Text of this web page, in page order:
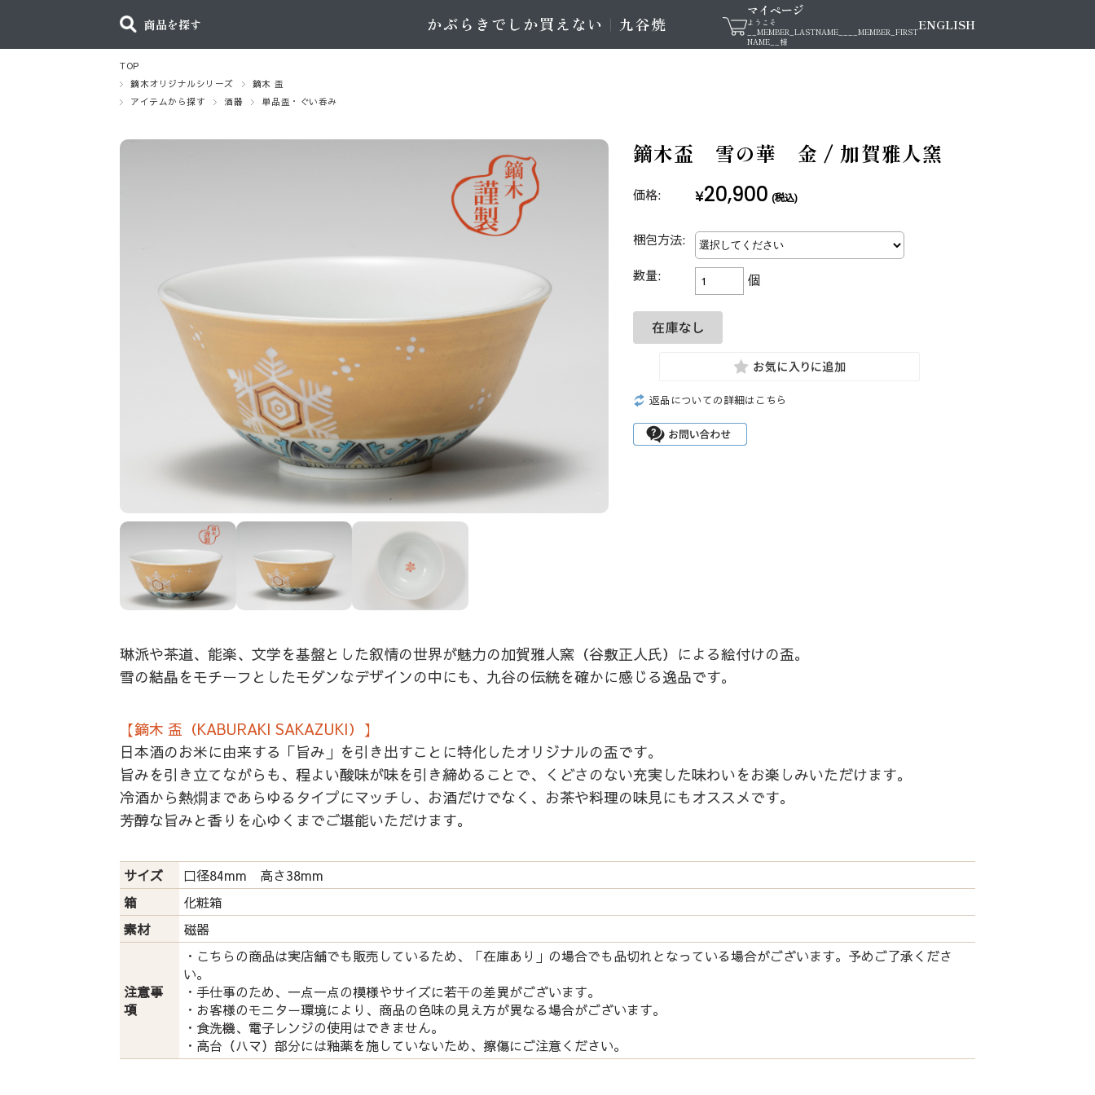
商品を探す
マイページ
ようこそ
__MEMBER_LASTNAME__
__MEMBER_FIRST
NAME__ 様
ENGLISH
TOP
鏑木オリジナルシリーズ
鏑木 盃
アイテムから探す
酒器 単品盃・ぐい呑み
鏑木盃 雪の華 金 / 加賀雅人窯
価格: ¥20,900 (税込)
梱包方法:
数量: 個
返品についての詳細はこちら
琳派や茶道、能楽、文学を基盤とした叙情の世界が魅力の加賀雅人窯（谷敷正人氏）による絵付けの盃。
雪の結晶をモチーフとしたモダンなデザインの中にも、九谷の伝統を確かに感じる逸品です。
【鏑木 盃（KABURAKI SAKAZUKI）】
日本酒のお米に由来する「旨み」を引き出すことに特化したオリジナルの盃です。
旨みを引き立てながらも、程よい酸味が味を引き締めることで、くどさのない充実した味わいをお楽しみいただけます。
冷酒から熱燗まであらゆるタイプにマッチし、お酒だけでなく、お茶や料理の味見にもオススメです。
芳醇な旨みと香りを心ゆくまでご堪能いただけます。
サイズ
口径84mm 高さ38mm
箱
化粧箱
素材
磁器
注意事
項
・こちらの商品は実店舗でも販売しているため、「在庫あり」の場合でも品切れとなっている場合がございます。予めご了承くださ
い。
・手仕事のため、一点一点の模様やサイズに若干の差異がございます。
・お客様のモニター環境により、商品の色味の見え方が異なる場合がございます。
・食洗機、電子レンジの使用はできません。
・高台（ハマ）部分には釉薬を施していないため、擦傷にご注意ください。